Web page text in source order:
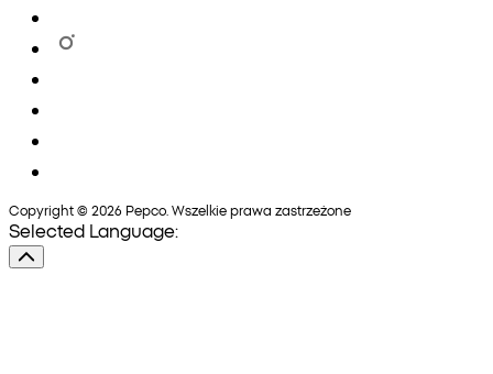
Copyright © 2026 Pepco. Wszelkie prawa zastrzeżone
Selected Language: